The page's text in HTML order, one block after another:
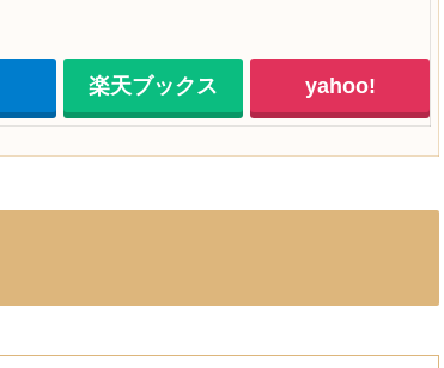
楽天ブックス yahoo!